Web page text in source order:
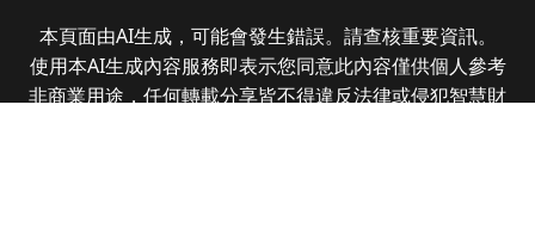
本頁面由AI生成，可能會發生錯誤。請查核重要資訊。
使用本AI生成內容服務即表示您同意此內容僅供個人參考
非商業用途，任何轉載分享皆不得違反法律或侵犯智慧財